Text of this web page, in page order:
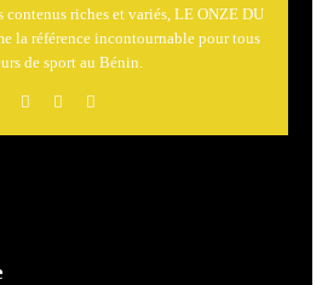
contenus riches et variés, LE ONZE DU
la référence incontournable pour tous
de sport au Bénin.